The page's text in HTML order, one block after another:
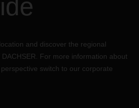
and discover the regional
For more information about
switch to our corporate